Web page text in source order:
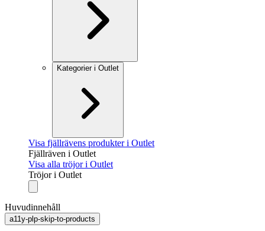
Kategorier i Outlet
Visa fjällrävens produkter i Outlet
Fjällräven i Outlet
Visa alla tröjor i Outlet
Tröjor i Outlet
Huvudinnehåll
a11y-plp-skip-to-products